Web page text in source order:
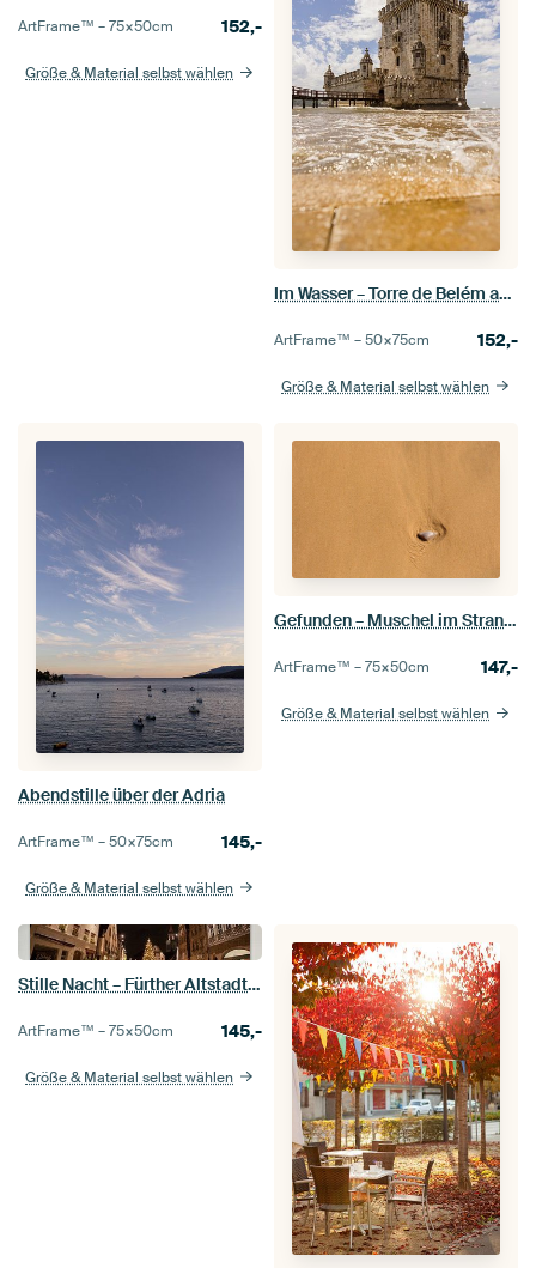
ArtFrame™ –75×50cm 152,-
Größe & Material selbst wählen
Im Wasser – Torre de Belém aus der Froschperspektive
ArtFrame™ –50×75cm 152,-
Größe & Material selbst wählen
Abendstille über der Adria
ArtFrame™ –50×75cm 145,-
Größe & Material selbst wählen
Gefunden – Muschel im Strandsand
ArtFrame™ –75×50cm 147,-
Größe & Material selbst wählen
Stille Nacht – Fürther Altstadt im Advent
ArtFrame™ –75×50cm 145,-
Größe & Material selbst wählen